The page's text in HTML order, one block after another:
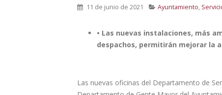
11 de junio de 2021 Ayuntamiento,
• Las nuevas instalaciones, más
despachos, permitirán mejorar la
Las nuevas oficinas del Departamento de